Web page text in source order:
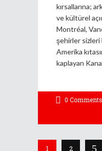
kırsallarına;
ve kültürel
Montréal,
şehirler sizleri
Amerika
kaplayan
0 Comments
1 2